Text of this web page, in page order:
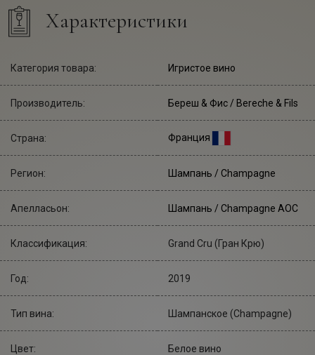
Характеристики
Категория товара: Игристое вино
Производитель: Береш & Фис / Bereche & Fils
Страна: Франция
Регион: Шампань / Champagne
Апелласьон: Шампань / Champagne AOC
Классификация: Grand Cru (Гран Крю)
Год: 2019
Тип вина: Шампанское (Champagne)
Цвет: Белое вино